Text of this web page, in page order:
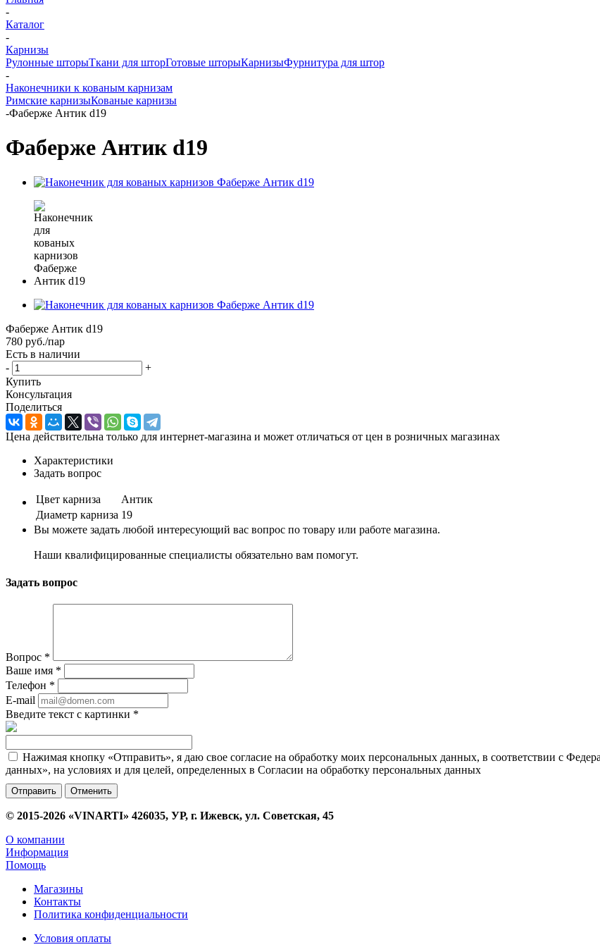
-
Каталог
-
Карнизы
Рулонные шторыТкани для шторГотовые шторыКарнизыФурнитура для штор
-
Наконечники к кованым карнизам
Римские карнизыКованые карнизы
-Фаберже Антик d19
Фаберже Антик d19
Фаберже Антик d19
780 руб./пар
Есть в наличии
-
+
Купить
Консультация
Поделиться
Цена действительна только для интернет-магазина и может отличаться от цен в розничных магазинах
Характеристики
Задать вопрос
Цвет карниза
Антик
Диаметр карниза 19
Вы можете задать любой интересующий вас вопрос по товару или работе магазина.
Наши квалифицированные специалисты обязательно вам помогут.
Задать вопрос
Вопрос *
Ваше имя *
Телефон *
E-mail
Введите текст с картинки *
Нажимая кнопку «Отправить», я даю свое согласие на обработку моих персональных данных, в соответствии с
данных», на условиях и для целей, определенных в Согласии на обработку персональных данных
Отменить
© 2015-2026 «VINARTI» 426035, УР, г. Ижевск, ул. Советская, 45
О компании
Информация
Помощь
Магазины
Контакты
Политика конфиденциальности
Условия оплаты